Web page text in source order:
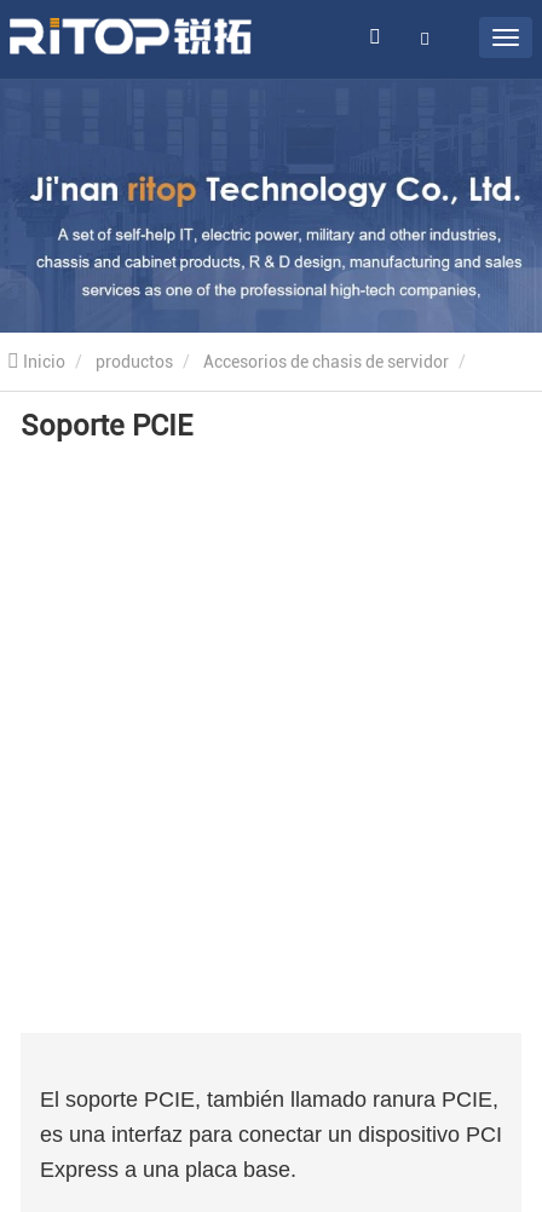
Inicio productos Accesorios de chasis de servidor
Soporte PCIE Soporte PCIE
Soporte PCIE
El soporte PCIE, también llamado ranura PCIE,
es una interfaz para conectar un dispositivo PCI
Express a una placa base.